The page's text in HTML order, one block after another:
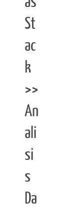
St
ac
k
>>
An
ali
si
s
Da